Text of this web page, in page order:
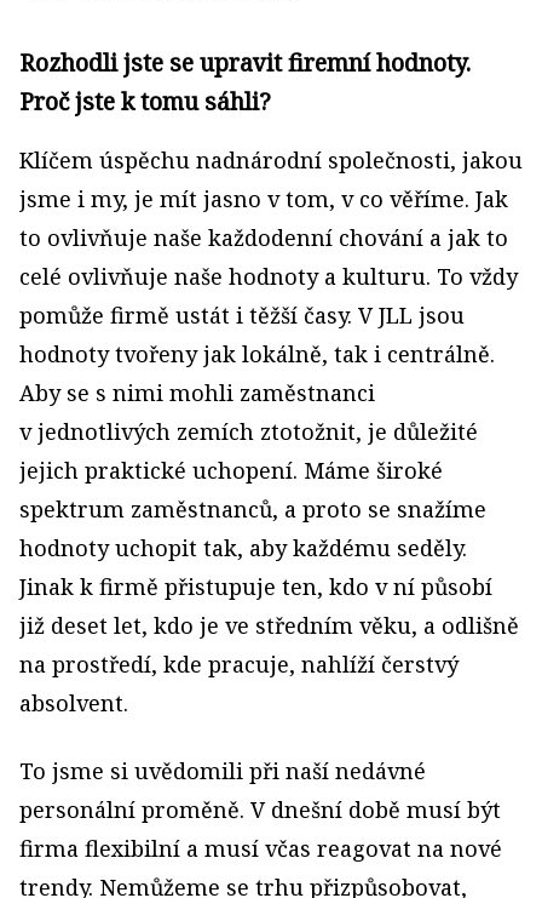
Rozhodli jste se upravit firemní hodnoty.
Proč jste k tomu sáhli?
Klíčem úspěchu nadnárodní společnosti, jakou
jsme i my, je mít jasno v tom, v co věříme. Jak
to ovlivňuje naše každodenní chování a jak to
celé ovlivňuje naše hodnoty a kulturu. To vždy
pomůže firmě ustát i těžší časy. V JLL jsou
hodnoty tvořeny jak lokálně, tak i centrálně.
Aby se s nimi mohli zaměstnanci
v jednotlivých zemích ztotožnit, je důležité
jejich praktické uchopení. Máme široké
spektrum zaměstnanců, a proto se snažíme
hodnoty uchopit tak, aby každému seděly.
Jinak k firmě přistupuje ten, kdo v ní působí
již deset let, kdo je ve středním věku, a odlišně
na prostředí, kde pracuje, nahlíží čerstvý
absolvent.
To jsme si uvědomili při naší nedávné
personální proměně. V dnešní době musí být
firma flexibilní a musí včas reagovat na nové
trendy. Nemůžeme se trhu přizpůsobovat,